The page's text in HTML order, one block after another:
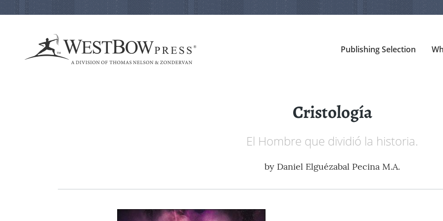
Publishing Selection
Cristología
El Hombre que dividió la historia.
by Daniel Elguézabal Pecina M.A.